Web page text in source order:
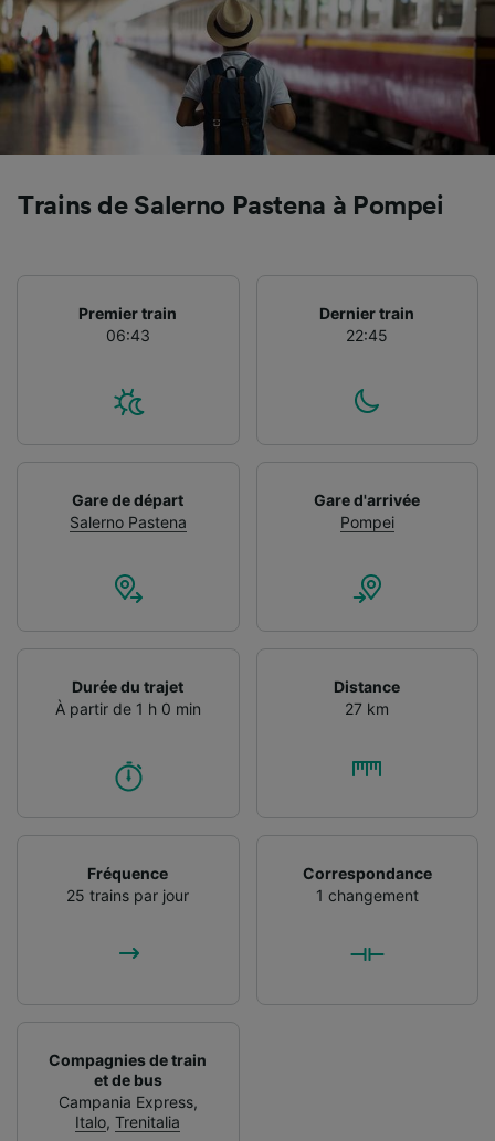
Trains de Salerno Pastena à Pompei
Premier train
06:43
Dernier train
22:45
Gare de départ
Salerno Pastena
Gare d'arrivée
Pompei
Durée du trajet
À partir de 1 h 0 min
Distance
27 km
Fréquence
25 trains par jour
Correspondance
1 changement
Compagnies de train
et de bus
Campania Express,
Italo,Trenitalia
Utiliser des données de géolocalisation
précises. Analyser activement les
caractéristiques de l’appareil pour
l’identification. Stocker et/ou accéder à des
informations sur un appareil. Publicités et
contenu personnalisés, mesure de
performance des publicités et du contenu,
services.